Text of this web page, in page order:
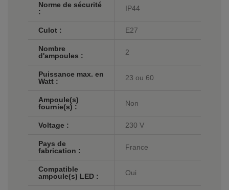
Norme de sécurité
:
IP44
Culot : E27
Nombre
d'ampoules :
2
Puissance max. en
Watt :
23 ou 60
Ampoule(s)
fournie(s) :
Non
Voltage : 230 V
Pays de
fabrication :
France
Compatible
ampoule(s) LED :
Oui